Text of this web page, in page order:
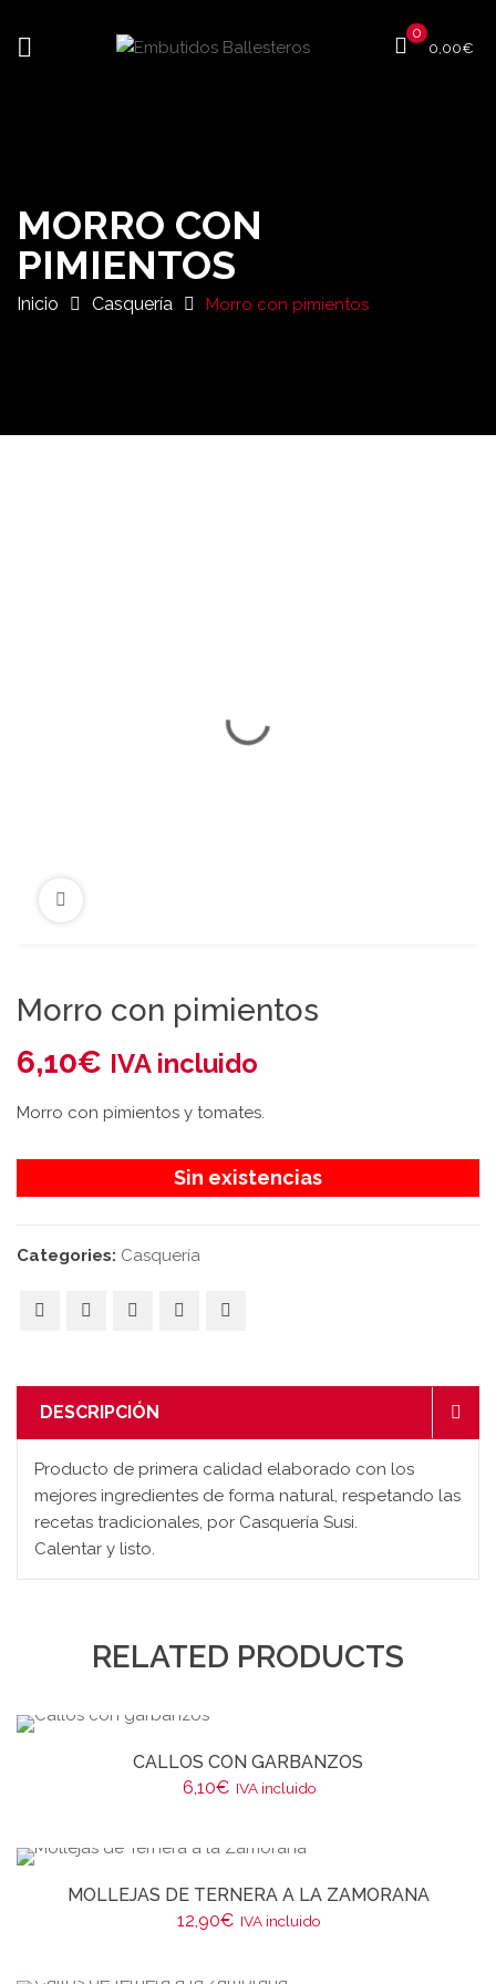
0
0,00€
MORRO CON
PIMIENTOS
Inicio Casquería Morro con pimientos
Morro con pimientos
6,10€ IVA incluido
Morro con pimientos y tomates.
Sin existencias
Categories: Casquería
DESCRIPCIÓN
Producto de primera calidad elaborado con los
mejores ingredientes de forma natural, respetando las
recetas tradicionales, por Casquería Susi.
Calentar y listo.
RELATED PRODUCTS
CALLOS CON GARBANZOS
6,10€ IVA incluido
MOLLEJAS DE TERNERA A LA ZAMORANA
12,90€ IVA incluido